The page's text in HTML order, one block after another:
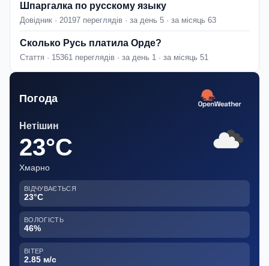
Шпаргалка по русскому языку
Довідник · 20197 переглядів · за день 5 · за місяць 63
Сколько Русь платила Орде?
Стаття · 15361 переглядів · за день 1 · за місяць 51
Погода
Нетішин
23°C
Хмарно
ВІДЧУВАЄТЬСЯ
23°C
ВОЛОГІСТЬ
46%
ВІТЕР
2.85 м/с